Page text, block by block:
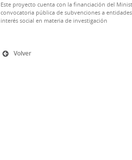
Este proyecto cuenta con la financiación del
convocatoria pública de subvenciones a
interés social en materia de investigación
Volver